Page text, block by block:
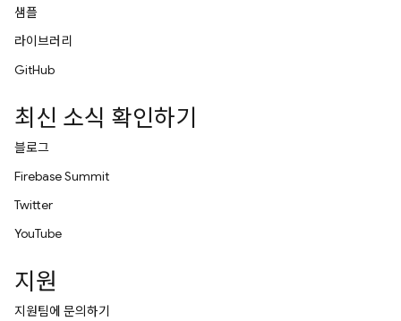
샘플
라이브러리
GitHub
최신 소식 확인하기
블로그
Firebase Summit
Twitter
YouTube
지원
지원팀에 문의하기